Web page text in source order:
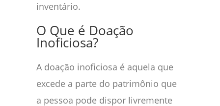
inventário.
O Que é Doação
Inoficiosa?
A doação inoficiosa é aquela que
excede a parte do patrimônio que
a pessoa pode dispor livremente